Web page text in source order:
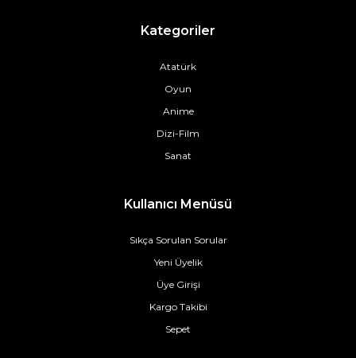
Kategoriler
Atatürk
Oyun
Anime
Dizi-Film
Sanat
Kullanıcı Menüsü
Sıkça Sorulan Sorular
Yeni Üyelik
Üye Girişi
Kargo Takibi
Sepet